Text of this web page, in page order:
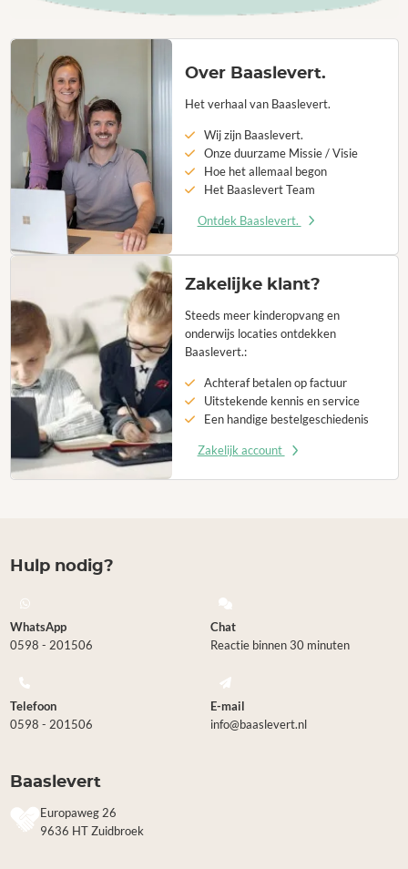
Over Baaslevert.
Het verhaal van Baaslevert.
Wij zijn Baaslevert.
Onze duurzame Missie / Visie
Hoe het allemaal begon
Het Baaslevert Team
Ontdek Baaslevert.
Zakelijke klant?
Steeds meer kinderopvang en
onderwijs locaties ontdekken
Baaslevert.:
Achteraf betalen op factuur
Uitstekende kennis en service
Een handige bestelgeschiedenis
Zakelijk account
Hulp nodig?
WhatsApp
0598 - 201506
Chat
Reactie binnen 30 minuten
Telefoon
0598 - 201506
E-mail
info@baaslevert.nl
Baaslevert
Europaweg 26
9636 HT Zuidbroek